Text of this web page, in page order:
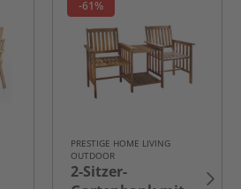
-61%
PRESTIGE HOME LIVING
OUTDOOR
2-Sitzer-